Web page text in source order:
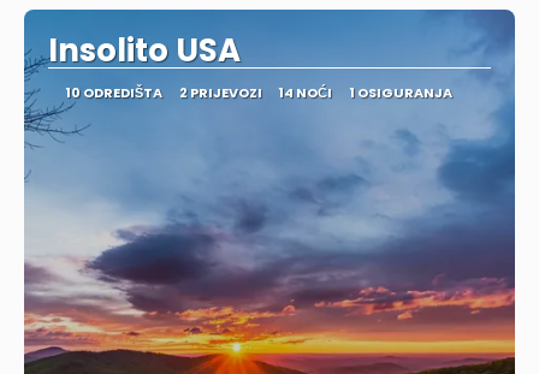
Insolito USA
10 ODREDIŠTA 2 PRIJEVOZI 14 NOĆI 1 OSIGURANJA